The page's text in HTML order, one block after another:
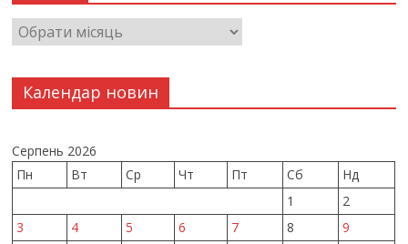
Календар новин
Серпень 2026
Пн
Вт Ср Чт Пт Сб
Нд
1
2
3
4 5 6 7 8
9